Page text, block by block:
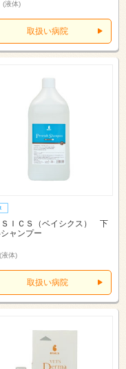
液体)
取扱い病院
ＳＩＣＳ（ベイシクス） 下
ャンプー
体)
取扱い病院